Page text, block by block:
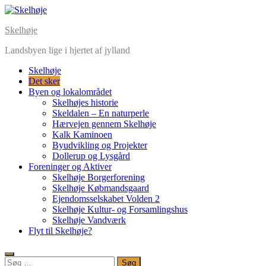
Skip
content
Skelhøje
Landsbyen lige i hjertet af jylland
Skelhøje
Det sker
Byen og lokalområdet
Skelhøjes historie
Skeldalen – En naturperle
Hærvejen gennem Skelhøje
Kalk Kaminoen
Byudvikling og Projekter
Dollerup og Lysgård
Foreninger og Aktiver
Skelhøje Borgerforening
Skelhøje Købmandsgaard
Ejendomsselskabet Volden 2
Skelhøje Kultur- og Forsamlingshus
Skelhøje Vandværk
Flyt til Skelhøje?
Søg